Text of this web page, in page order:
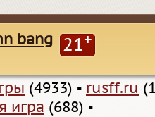
bang 21+
(4933) ▪ rusff.ru
игра (688) ▪